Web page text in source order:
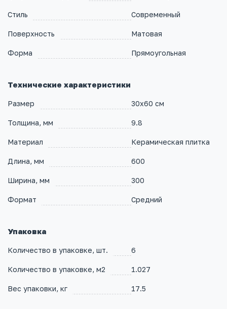
Стиль Современный
Поверхность Матовая
Форма Прямоугольная
Технические характеристики
Размер 30x60 см
Толщина, мм 9.8
Материал Керамическая плитка
Длина, мм 600
Ширина, мм 300
Формат Средний
Упаковка
Количество в упаковке, шт. 6
Количество в упаковке, м2 1.027
Вес упаковки, кг 17.5